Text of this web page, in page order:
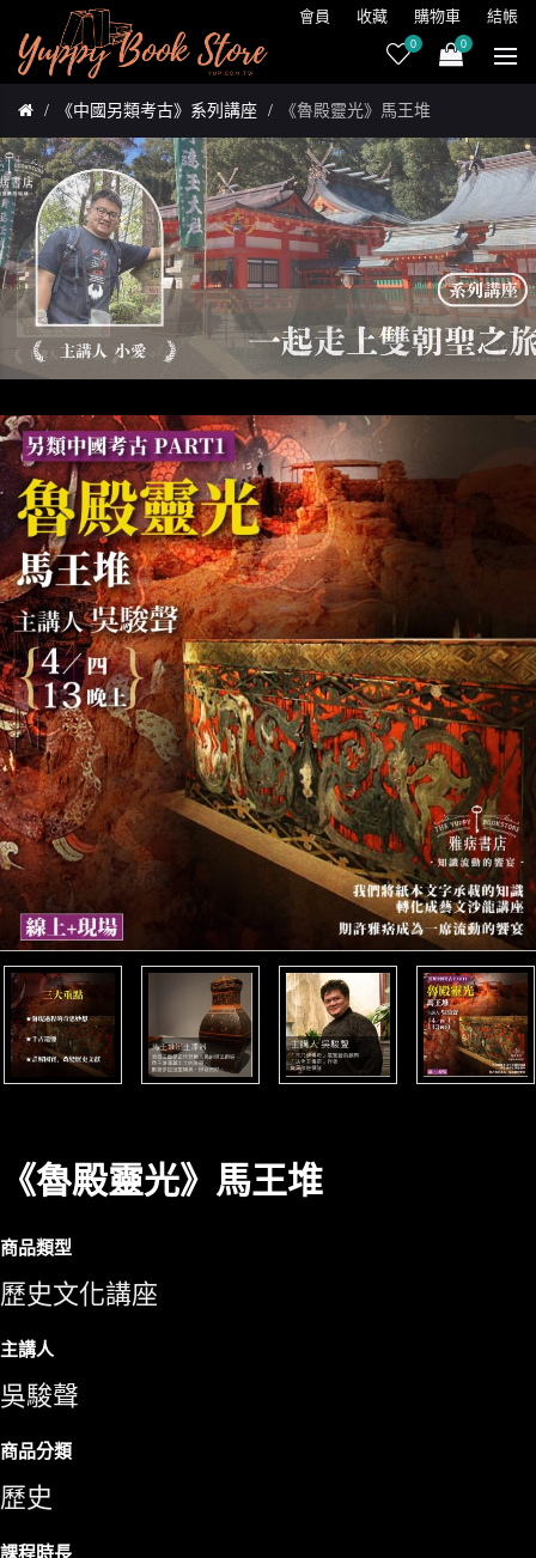
會員 收藏 購物車 結帳
0 0
《中國另類考古》系列講座 《魯殿靈光》馬王堆
《魯殿靈光》馬王堆
商品類型
歷史文化講座
主講人
吳駿聲
商品分類
歷史
課程時長